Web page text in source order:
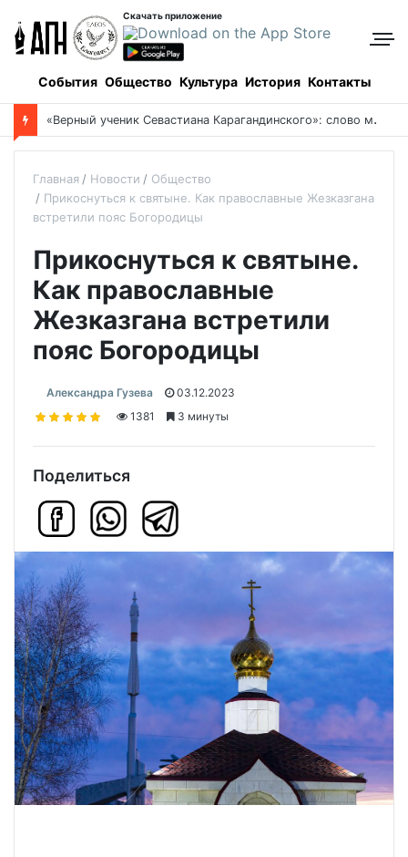
Скачать приложение
События Общество Культура История Контакты
Боровое: когда и как все начиналось, и кто все начинал
Главная Новости
Общество
Прикоснуться к святыне. Как православные Жезказгана
встретили пояс Богородицы
Прикоснуться к святыне.
Как православные
Жезказгана встретили
пояс Богородицы
Александра Гузева
03.12.2023
1381
3 минуты
Поделиться